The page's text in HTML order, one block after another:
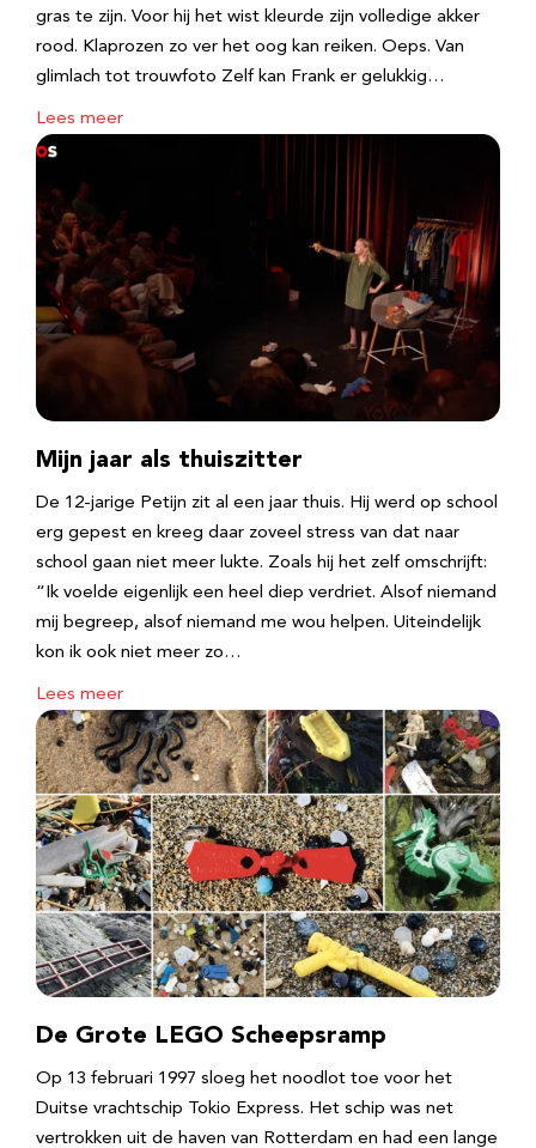
gras te zijn. Voor hij het wist kleurde zijn volledige akker
rood. Klaprozen zo ver het oog kan reiken. Oeps. Van
glimlach tot trouwfoto Zelf kan Frank er gelukkig…
Lees meer
Mijn jaar als thuiszitter
De 12-jarige Petijn zit al een jaar thuis. Hij werd op school
erg gepest en kreeg daar zoveel stress van dat naar
school gaan niet meer lukte. Zoals hij het zelf omschrijft:
“Ik voelde eigenlijk een heel diep verdriet. Alsof niemand
mij begreep, alsof niemand me wou helpen. Uiteindelijk
kon ik ook niet meer zo…
Lees meer
De Grote LEGO Scheepsramp
Op 13 februari 1997 sloeg het noodlot toe voor het
Duitse vrachtschip Tokio Express. Het schip was net
vertrokken uit de haven van Rotterdam en had een lange